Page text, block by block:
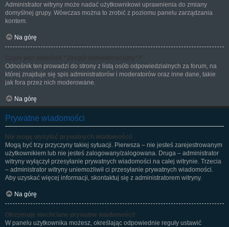
Administrator witryny może nadać użytkownikowi uprawnienia do zmiany
domyślnej grupy. Wówczas można to zrobić z poziomu panelu zarządzania
kontem.
Na górę
Odnośnik ten prowadzi do strony z listą osób odpowiedzialnych za forum, na
której znajduje się spis administratorów i moderatorów oraz inne dane, takie
jak fora przez nich moderowane.
Na górę
Prywatne wiadomości
Nie mogę wysyłać prywatnych wiadomości!
Mogą być trzy przyczyny takiej sytuacji. Pierwsza – nie jesteś zarejestrowanym
użytkownikiem lub nie jesteś zalogowany/zalogowana. Druga – administrator
witryny wyłączył przesyłanie prywatnych wiadomości na całej witrynie. Trzecia
– administrator witryny uniemożliwił ci przesyłanie prywatnych wiadomości.
Aby uzyskać więcej informacji, skontaktuj się z administratorem witryny.
Na górę
Otrzymuję niechciane prywatne wiadomości!
W panelu użytkownika możesz, określając odpowiednie reguły ustawić